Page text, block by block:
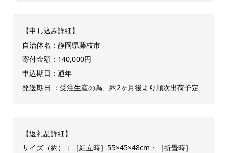
【申し込み詳細】
自治体名：静岡県藤枝市
寄付金額：140,000円
申込期日：通年
発送期日 ：受注生産の為、約2ヶ月後より順次出荷予定
【返礼品詳細】
サイズ（約）：［組立時］55×45×48cm・［折畳時］